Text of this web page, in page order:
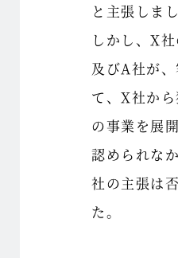
と主張しまし
しかし、X
及びA社が
て、X社か
の事業を展
認められな
社の主張は
た。